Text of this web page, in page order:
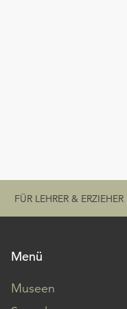
Schnellzugriff
FÜR LEHRER & ERZIEHER
Menü
Museen